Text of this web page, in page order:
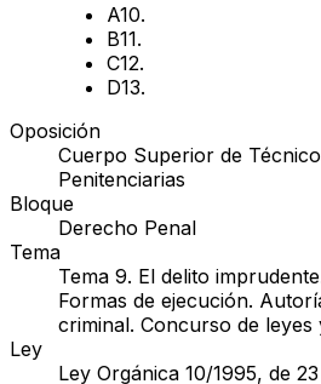
A10.
B11.
C12.
D13.
Oposición
Cuerpo Superior de
Penitenciarias
Bloque
Derecho Penal
Tema
Tema 9. El delito
Formas de ejecución.
criminal. Concurso de leyes
Ley
Ley Orgánica 10/1995, de